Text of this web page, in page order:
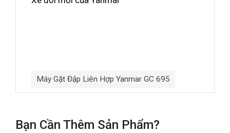
Máy Gặt Đập Liên Hợp Yanmar GC 695
Bạn Cần Thêm Sản Phẩm?